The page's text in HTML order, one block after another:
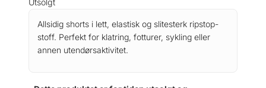
Utsolgt
Allsidig shorts i lett, elastisk og slitesterk ripstop-
stoff. Perfekt for klatring, fotturer, sykling eller
annen utendørsaktivitet.